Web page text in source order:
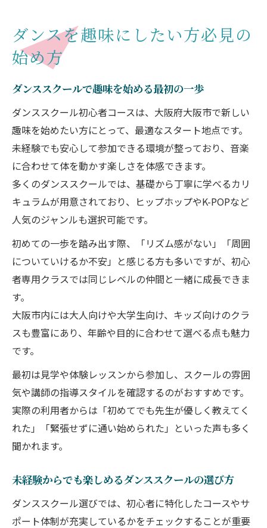
ダンスを趣味にしたい方必見の
始め方
ダンススクールで趣味を始める最初の一歩
ダンススクール初心者コースは、大阪府大阪市で新しい
趣味を始めたい方にとって、最適なスタート地点です。
未経験でも安心して参加できる環境が整っており、音楽
に合わせて体を動かす楽しさを体感できます。
多くのダンススクールでは、基礎から丁寧に学べるカリ
キュラムが用意されており、ヒップホップやK-POPなど
人気のジャンルも選択可能です。
初めての一歩を踏み出す際、「リズム感がない」「周囲
についていけるか不安」と感じる方も多いですが、初心
者専用クラスでは同じレベルの仲間と一緒に成長できま
す。
大阪市内には大人向けや大学生向け、キッズ向けのクラ
スも豊富にあり、年齢や目的に合わせて選べる点も魅力
です。
最初は見学や体験レッスンから参加し、スクールの雰囲
気や講師の指導スタイルを確認するのがおすすめです。
実際の利用者からは「初めてでも先生が優しく教えてく
れた」「緊張せずに通い始められた」といった声も多く
聞かれます。
未経験からでも楽しめるダンススクールの選び方
ダンススクール選びでは、初心者に特化したコースやサ
ポート体制が充実しているかをチェックすることが重要